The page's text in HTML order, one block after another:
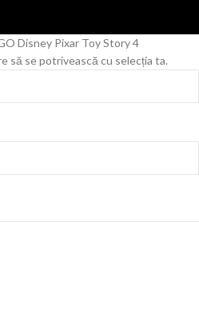
Disney Pixar Toy Story 4
să se potrivească cu selecția ta.